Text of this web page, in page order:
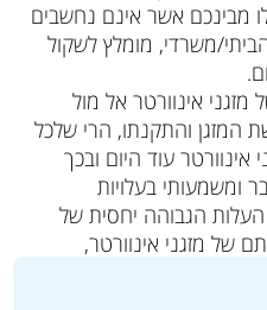
מבינכם אשר אינם נחשבים
משרדי, מומלץ לשקול
אינוורטר אל מול
המזגן והתקנתו, הרי שלכל
עוד היום ובכך
ומשמעותי בעלויות
העלות הגבוהה יחסית של
של מזגני אינוורטר,